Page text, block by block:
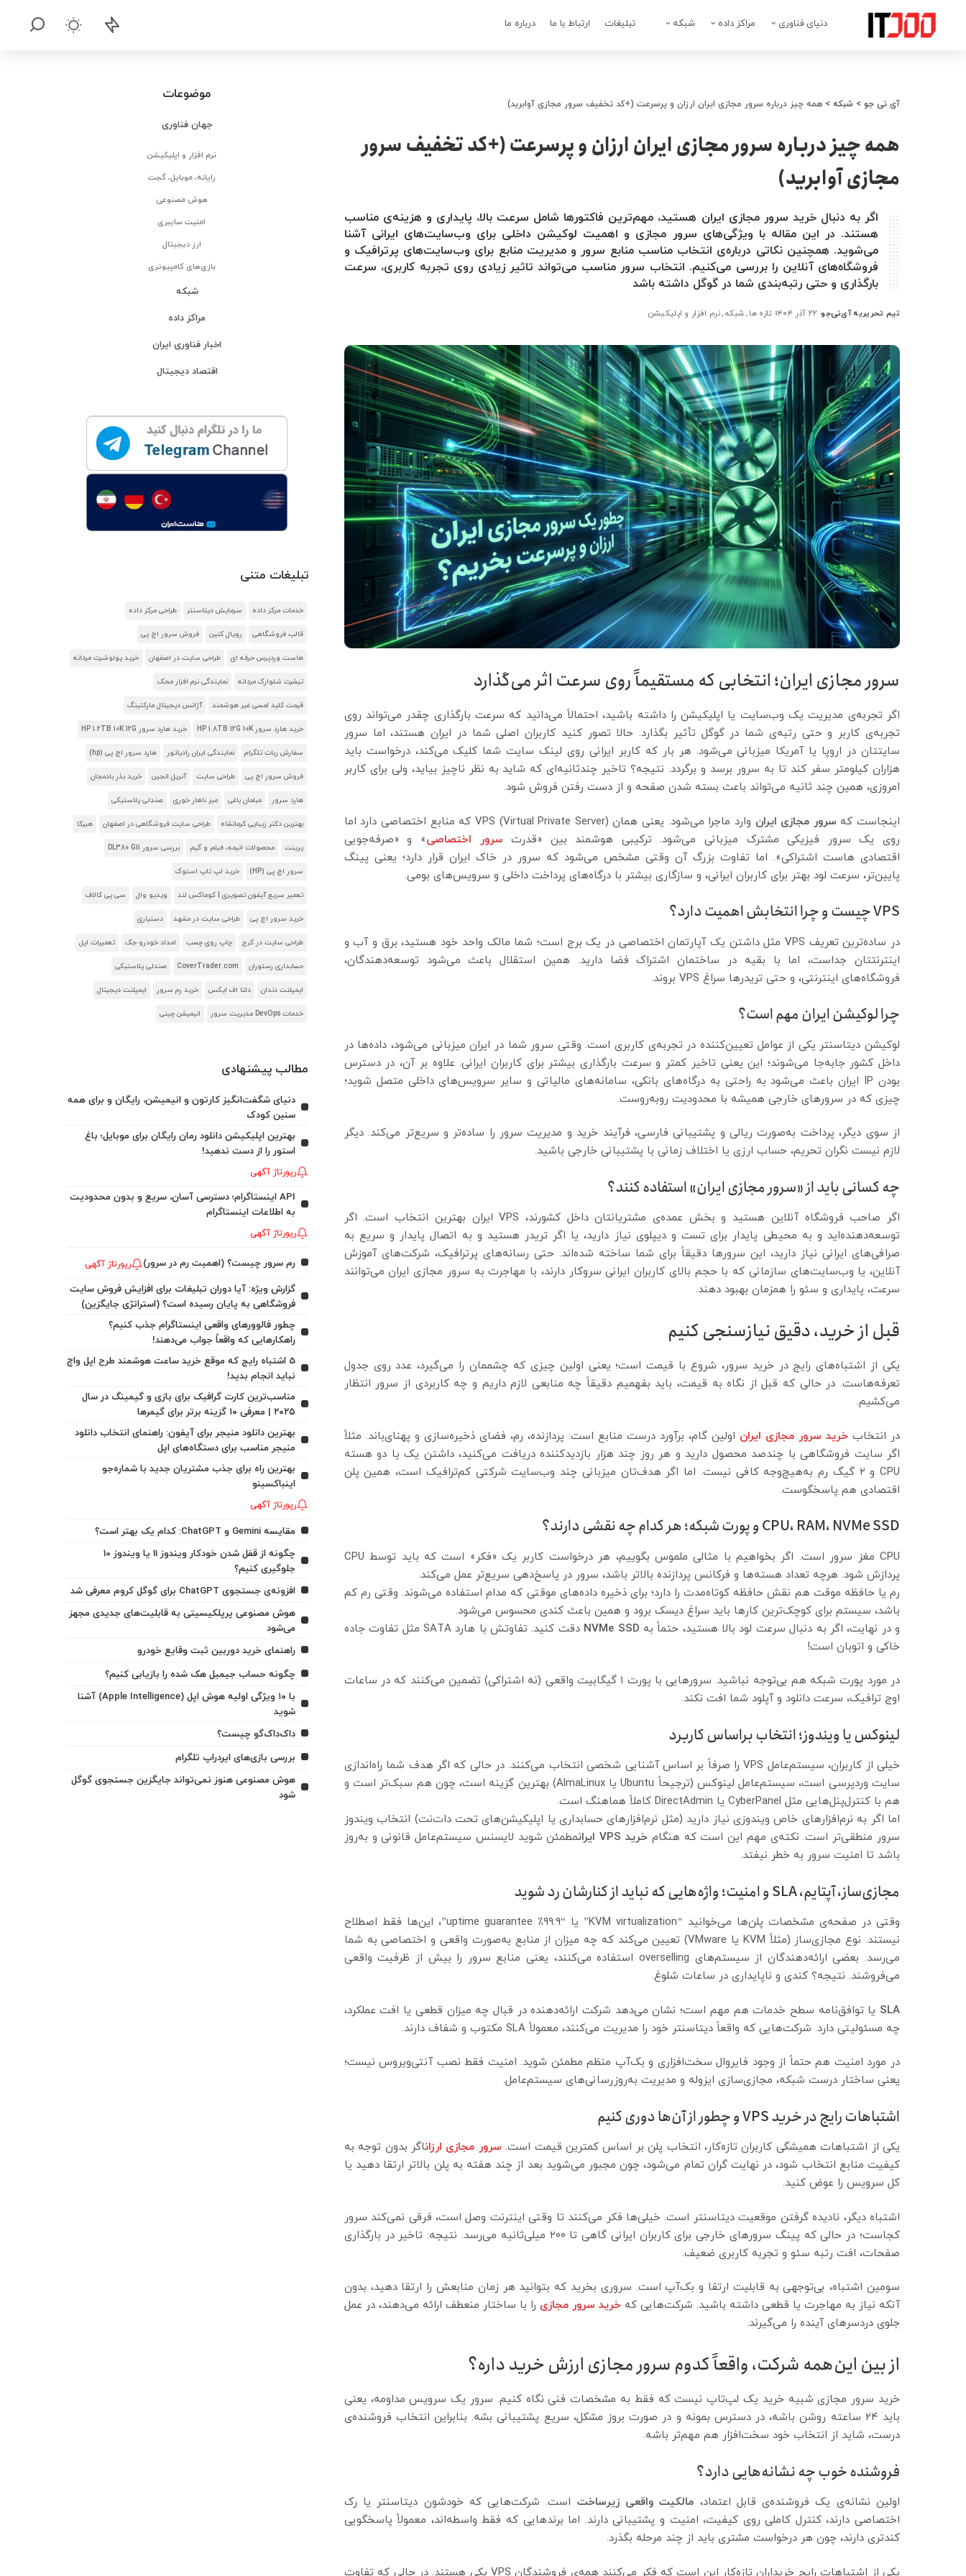
دنیای فناوری مراکز داده شبکه تبلیغات ارتباط با ما درباره ما
آی تی جو > شبکه > همه چیز درباره سرور مجازی ایران ارزان و پرسرعت (+کد تخفیف سرور مجازی آوابرید)
همه چیز درباره سرور مجازی ایران ارزان و پرسرعت (+کد تخفیف سرور
مجازی آوابرید)
اگر به دنبال خرید سرور مجازی ایران هستید، مهم‌ترین فاکتورها شامل سرعت بالا، پایداری و هزینه‌ی مناسب
هستند. در این مقاله با ویژگی‌های سرور مجازی و اهمیت لوکیشن داخلی برای وب‌سایت‌های ایرانی آشنا
می‌شوید. همچنین نکاتی درباره‌ی انتخاب مناسب منابع سرور و مدیریت منابع برای وب‌سایت‌های پرترافیک و
فروشگاه‌های آنلاین را بررسی می‌کنیم. انتخاب سرور مناسب می‌تواند تاثیر زیادی روی تجربه کاربری، سرعت
بارگذاری و حتی رتبه‌بندی شما در گوگل داشته باشد
ارسال
توسط
تیم تحریریه آی‌تی‌جو ۲۲ آذر ۱۴۰۴ تازه ها شبکه نرم افزار و اپلیکیشن
سرور مجازی ایران؛ انتخابی که مستقیماً روی سرعت اثر می‌گذارد
اگر تجربه‌ی مدیریت یک وب‌سایت یا اپلیکیشن را داشته باشید، احتمالاً می‌دانید که سرعت بارگذاری چقدر می‌تواند روی
تجربه‌ی کاربر و حتی رتبه‌ی شما در گوگل تأثیر بگذارد. حالا تصور کنید کاربران اصلی شما در ایران هستند، اما سرور
سایتتان در اروپا یا آمریکا میزبانی می‌شود. هر بار که کاربر ایرانی روی لینک سایت شما کلیک می‌کند، درخواست باید
هزاران کیلومتر سفر کند تا به سرور برسد و برگردد. نتیجه؟ تاخیر چندثانیه‌ای که شاید به نظر ناچیز بیاید، ولی برای کاربر
امروزی، همین چند ثانیه می‌تواند باعث بسته شدن صفحه و از دست رفتن فروش شود.
اینجاست که سرور مجازی ایران
وارد ماجرا می‌شود. یعنی همان VPS (Virtual Private Server) که منابع اختصاصی دارد اما
روی یک سرور فیزیکی مشترک میزبانی می‌شود. ترکیبی هوشمند بین «قدرت سرور اختصاصی» و «صرفه‌جویی
اقتصادی هاست اشتراکی». اما تفاوت بزرگ آن وقتی مشخص می‌شود که سرور در خاک ایران قرار دارد؛ یعنی پینگ
پایین‌تر، سرعت لود بهتر برای کاربران ایرانی، و سازگاری بیشتر با درگاه‌های پرداخت داخلی و سرویس‌های بومی.
VPS چیست و چرا انتخابش اهمیت دارد؟
در ساده‌ترین تعریف VPS مثل داشتن یک آپارتمان اختصاصی در یک برج است؛ شما مالک واحد خود هستید، برق و آب و
اینترنتتان جداست، اما با بقیه در ساختمان اشتراک فضا دارید. همین استقلال باعث می‌شود توسعه‌دهندگان،
فروشگاه‌های اینترنتی، و حتی تریدرها سراغ VPS بروند.
چرا لوکیشن ایران مهم است؟
لوکیشن دیتاسنتر یکی از عوامل تعیین‌کننده در تجربه‌ی کاربری است. وقتی سرور شما در ایران میزبانی می‌شود، داده‌ها در
داخل کشور جابه‌جا می‌شوند؛ این یعنی تاخیر کمتر و سرعت بارگذاری بیشتر برای کاربران ایرانی. علاوه بر آن، در دسترس
بودن IP ایران باعث می‌شود به راحتی به درگاه‌های بانکی، سامانه‌های مالیاتی و سایر سرویس‌های داخلی متصل شوید؛
چیزی که در سرورهای خارجی همیشه با محدودیت روبه‌روست.
از سوی دیگر، پرداخت به‌صورت ریالی و پشتیبانی فارسی، فرآیند خرید و مدیریت سرور را ساده‌تر و سریع‌تر می‌کند. دیگر
لازم نیست نگران تحریم، حساب ارزی یا اختلاف زمانی با پشتیبانی خارجی باشید.
چه کسانی باید از «سرور مجازی ایران» استفاده کنند؟
اگر صاحب فروشگاه آنلاین هستید و بخش عمده‌ی مشتریانتان داخل کشورند، VPS ایران بهترین انتخاب است. اگر
توسعه‌دهنده‌اید و به محیطی پایدار برای تست و دیپلوی نیاز دارید، یا اگر تریدر هستید و به اتصال پایدار و سریع به
صرافی‌های ایرانی نیاز دارید، این سرورها دقیقاً برای شما ساخته شده‌اند. حتی رسانه‌های پرترافیک، شرکت‌های آموزش
آنلاین، یا وب‌سایت‌های سازمانی که با حجم بالای کاربران ایرانی سروکار دارند، با مهاجرت به سرور مجازی ایران می‌توانند
سرعت، پایداری و سئو را همزمان بهبود دهند.
قبل از خرید، دقیق نیازسنجی کنیم
یکی از اشتباه‌های رایج در خرید سرور، شروع با قیمت است؛ یعنی اولین چیزی که چشممان را می‌گیرد، عدد روی جدول
تعرفه‌هاست. در حالی که قبل از نگاه به قیمت، باید بفهمیم دقیقاً چه منابعی لازم داریم و چه کاربردی از سرور انتظار
می‌کشیم.
در انتخابخرید سرور مجازی ایران اولین گام، برآورد درست منابع است: پردازنده، رم، فضای ذخیره‌سازی و پهنای‌باند. مثلاً
اگر سایت فروشگاهی با چندصد محصول دارید و هر روز چند هزار بازدیدکننده دریافت می‌کنید، داشتن یک یا دو هسته
CPU و ۲ گیگ رم به‌هیچ‌وجه کافی نیست. اما اگر هدف‌تان میزبانی چند وب‌سایت شرکتی کم‌ترافیک است، همین پلن
اقتصادی هم پاسخگوست.
CPU، RAM، NVMe SSD و پورت شبکه؛ هر کدام چه نقشی دارند؟
CPU مغز سرور است. اگر بخواهیم با مثالی ملموس بگوییم، هر درخواست کاربر یک «فکر» است که باید توسط CPU
پردازش شود. هرچه تعداد هسته‌ها و فرکانس پردازنده بالاتر باشد، سرور در پاسخ‌دهی سریع‌تر عمل می‌کند.
رم یا حافظه موقت هم نقش حافظه کوتاه‌مدت را دارد؛ برای ذخیره داده‌های موقتی که مدام استفاده می‌شوند. وقتی رم کم
باشد، سیستم برای کوچک‌ترین کارها باید سراغ دیسک برود و همین باعث کندی محسوس می‌شود.
و در نهایت، اگر به دنبال سرعت لود بالا هستید، حتماً به NVMe SSD
دقت کنید. تفاوتش با هارد SATA مثل تفاوت جاده
خاکی و اتوبان است!
در مورد پورت شبکه هم بی‌توجه نباشید. سرورهایی با پورت ۱ گیگابیت واقعی (نه اشتراکی) تضمین می‌کنند که در ساعات
اوج ترافیک، سرعت دانلود و آپلود شما افت نکند.
لینوکس یا ویندوز؛ انتخاب براساس کاربرد
خیلی از کاربران، سیستم‌عامل VPS را صرفاً بر اساس آشنایی شخصی انتخاب می‌کنند. در حالی که اگر هدف شما راه‌اندازی
سایت وردپرسی است، سیستم‌عامل لینوکس (ترجیحاً Ubuntu یا AlmaLinux) بهترین گزینه است، چون هم سبک‌تر است و
هم با کنترل‌پنل‌هایی مثل CyberPanel یا DirectAdmin کاملاً هماهنگ است.
اما اگر به نرم‌افزارهای خاص ویندوزی نیاز دارید (مثل نرم‌افزارهای حسابداری یا اپلیکیشن‌های تحت دات‌نت) انتخاب ویندوز
سرور منطقی‌تر است. نکته‌ی مهم این است که هنگام خرید VPSایرانمطمئن شوید لایسنس سیستم‌عامل قانونی و به‌روز
باشد تا امنیت سرور به خطر نیفتد.
مجازی‌ساز، آپتایم، SLA و امنیت؛ واژه‌هایی که نباید از کنارشان رد شوید
وقتی در صفحه‌ی مشخصات پلن‌ها می‌خوانید “KVM virtualization” یا “۹۹.۹٪ uptime guarantee”، این‌ها فقط اصطلاح
نیستند. نوع مجازی‌ساز (مثلاً KVM یا VMware) تعیین می‌کند که چه میزان از منابع به‌صورت واقعی و اختصاصی به شما
می‌رسد. بعضی ارائه‌دهندگان از سیستم‌های overselling استفاده می‌کنند، یعنی منابع سرور را بیش از ظرفیت واقعی
می‌فروشند. نتیجه؟ کندی و ناپایداری در ساعات شلوغ.
SLA یا توافق‌نامه سطح خدمات هم مهم است؛ نشان می‌دهد شرکت ارائه‌دهنده در قبال چه میزان قطعی یا افت عملکرد،
چه مسئولیتی دارد. شرکت‌هایی که واقعاً دیتاسنتر خود را مدیریت می‌کنند، معمولاً SLA مکتوب و شفاف دارند.
در مورد امنیت هم حتماً از وجود فایروال سخت‌افزاری و بک‌آپ منظم مطمئن شوید. امنیت فقط نصب آنتی‌ویروس نیست؛
یعنی ساختار درست شبکه، مجازی‌سازی ایزوله و مدیریت به‌روزرسانی‌های سیستم‌عامل.
اشتباهات رایج در خرید VPS و چطور از آن‌ها دوری کنیم
یکی از اشتباهات همیشگی کاربران تازه‌کار، انتخاب پلن بر اساس کمترین قیمت است. سرور مجازی ارزاناگر بدون توجه به
کیفیت منابع انتخاب شود، در نهایت گران تمام می‌شود، چون مجبور می‌شوید بعد از چند هفته به پلن بالاتر ارتقا دهید یا
کل سرویس را عوض کنید.
اشتباه دیگر، نادیده گرفتن موقعیت دیتاسنتر است. خیلی‌ها فکر می‌کنند تا وقتی اینترنت وصل است، فرقی نمی‌کند سرور
کجاست؛ در حالی که پینگ سرورهای خارجی برای کاربران ایرانی گاهی تا ۲۰۰ میلی‌ثانیه می‌رسد. نتیجه: تاخیر در بارگذاری
صفحات، افت رتبه سئو و تجربه کاربری ضعیف.
سومین اشتباه، بی‌توجهی به قابلیت ارتقا و بک‌آپ است. سروری بخرید که بتوانید هر زمان منابعش را ارتقا دهید، بدون
آنکه نیاز به مهاجرت یا قطعی داشته باشید. شرکت‌هایی که خرید سرور مجازی را با ساختار منعطف ارائه می‌دهند، در عمل
جلوی دردسرهای آینده را می‌گیرند.
از بین این‌همه شرکت، واقعاً کدوم سرور مجازی ارزش خرید داره؟
خرید سرور مجازی شبیه خرید یک لپ‌تاپ نیست که فقط به مشخصات فنی نگاه کنیم. سرور یک سرویس مداومه، یعنی
باید ۲۴ ساعته روشن باشه، در دسترس بمونه و در صورت بروز مشکل، سریع پشتیبانی بشه. بنابراین انتخاب فروشنده‌ی
درست، شاید از انتخاب خود سخت‌افزار هم مهم‌تر باشه.
فروشنده خوب چه نشانه‌هایی دارد؟
اولین نشانه‌ی یک فروشنده‌ی قابل اعتماد، مالکیت واقعی زیرساخت است. شرکت‌هایی که خودشون دیتاسنتر یا رک
اختصاصی دارند، کنترل کاملی روی کیفیت، امنیت و پشتیبانی دارند. اما برندهایی که فقط واسطه‌اند، معمولاً پاسخگویی
کندتری دارند، چون هر درخواست مشتری باید از چند مرحله بگذرد.
یکی از اشتباهات رایج خریداران تازه‌کار این است که فکر می‌کنند همه‌ی فروشندگان VPS یکی هستند. در حالی که تفاوت
موضوعات
جهان فناوری
نرم افزار و اپلیکیشن
رایانه، موبایل، گجت
هوش مصنوعی
امنیت سایبری
ارز دیجیتال
بازی‌های کامپیوتری
شبکه
مراکز داده
اخبار فناوری ایران
اقتصاد دیجیتال
تبلیغات متنی
خدمات مرکز داده سرمایش دیتاسنتر طراحی مرکز داده
قالب فروشگاهی رویال کنین فروش سرور اچ پی
هاست وردپرس حرفه ای طراحی سایت در اصفهان خرید پولوشرت مردانه
تیشرت شلوارک مردانه نمایندگی نرم افزار محک
قیمت کلید لمسی غیر هوشمند آژانس دیجیتال مارکتینگ
خرید هارد سرور HP 1.8TB 12G 10K خرید هارد سرور HP 1.2TB 10K 12G
سفارش ربات تلگرام نمایندگی ایران رادیاتور هارد سرور اچ پی (hp)
فروش سرور اچ پی طراحی سایت آنریل انجین خرید بذر بادمجان
هارد سرور مبلمان باغی میز ناهار خوری صندلی پلاستیکی
بهترین دکتر زیبایی کرمانشاه طراحی سایت فروشگاهی در اصفهان هیرکا
پرینت محصولات انیمه، فیلم و گیم بررسی سرور DL380 G11
سرور اچ پی (HP) خرید لپ تاپ استوک
تعمیر سریع آیفون تصویری | کوماکس لند ویدیو وال سی پی کالاف
خرید سرور اچ پی طراحی سایت در مشهد دستیاری
طراحی سایت در کرج چاپ روی چسب امداد خودرو جک تعمیرات اپل
حسابداری رستوران CoverTrader.com صندلی پلاستیکی
ایمپلنت دندان دلتا اف ایکس خرید رم سرور ایمپلنت دیجیتال
خدمات DevOps مدیریت سرور انیمیشن چینی
مطالب پیشنهادی
دنیای شگفت‌انگیز کارتون و انیمیشن، رایگان و برای همه
سنین کودک
بهترین اپلیکیشن دانلود رمان رایگان برای موبایل؛ باغ
استور را از دست ندهید!
رپورتاژ آگهی
API اینستاگرام؛ دسترسی آسان، سریع و بدون محدودیت
به اطلاعات اینستاگرام
رپورتاژ آگهی
رم سرور چیست؟ (اهمیت رم در سرور) رپورتاژ آگهی
گزارش ویژه: آیا دوران تبلیغات برای افزایش فروش سایت
فروشگاهی به پایان رسیده است؟ (استراتژی جایگزین)
چطور فالوورهای واقعی اینستاگرام جذب کنیم؟
راهکارهایی که واقعاً جواب می‌دهند!
5 اشتباه رایج که موقع خرید ساعت هوشمند طرح اپل واچ
نباید انجام بدید!
مناسب‌ترین کارت گرافیک برای بازی و گیمینگ در سال
۲۰۲۵ | معرفی ۱۰ گزینه برتر برای گیمرها
بهترین دانلود منیجر برای آیفون: راهنمای انتخاب دانلود
منیجر مناسب برای دستگاه‌های اپل
بهترین راه برای جذب مشتریان جدید با شماره‌جو
اینباکسینو
رپورتاژ آگهی
مقایسه Gemini و ChatGPT: کدام یک بهتر است؟
چگونه از قفل شدن خودکار ویندوز 11 یا ویندوز 10
جلوگیری کنیم؟
افزونه‌ی جستجوی ChatGPT برای گوگل کروم معرفی شد
هوش مصنوعی پرپلکیسیتی به قابلیت‌های جدیدی مجهز
می‌شود
راهنمای خرید دوربین ثبت وقایع خودرو
چگونه حساب جیمیل هک شده را بازیابی کنیم؟
با ۱۰ ویژگی اولیه هوش اپل (Apple Intelligence) آشنا
شوید
داک‌داک‌گو چیست؟
بررسی بازی‌های ایردراپ تلگرام
هوش مصنوعی هنوز نمی‌تواند جایگزین جستجوی گوگل
شود